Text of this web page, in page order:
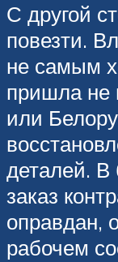
С другой
повезти.
не самым
пришла не
или
деталей. В
заказ
оправдан,
рабочем